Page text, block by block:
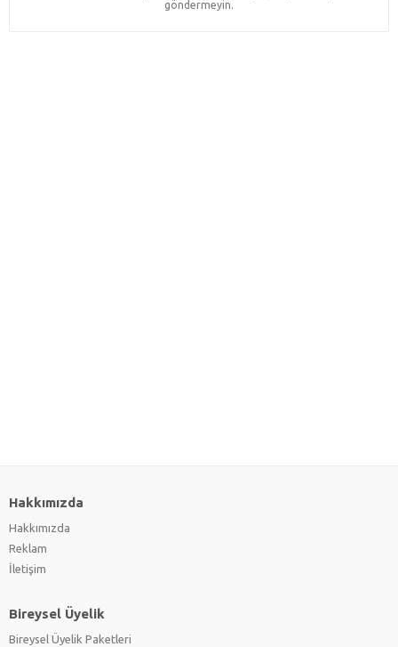
göndermeyin.
Hakkımızda
Hakkımızda
Reklam
İletişim
Bireysel Üyelik
Bireysel Üyelik Paketleri